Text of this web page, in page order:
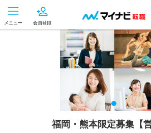
メニュー 会員登録
福岡・熊本限定募集【